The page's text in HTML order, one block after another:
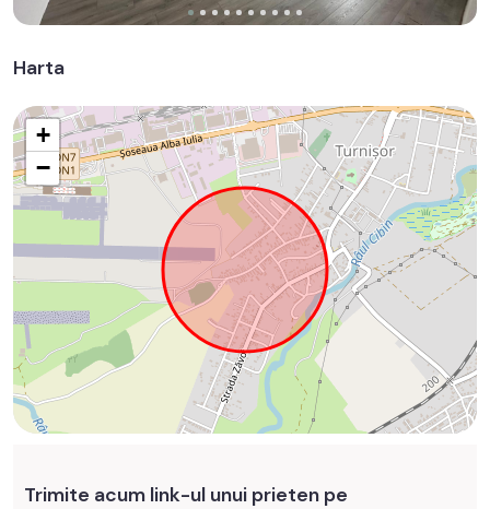
Harta
+
−
Trimite acum link-ul unui prieten pe